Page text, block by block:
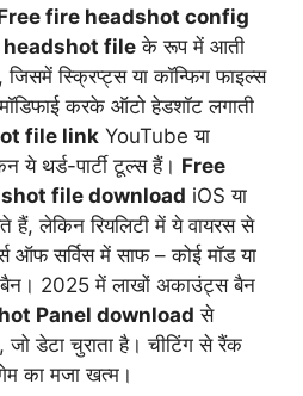
fire headshot config
headshot file के रूप में आती
जिसमें स्क्रिप्ट्स या कॉन्फिग फाइल्स
करके ऑटो हेडशॉट लगाती
file link YouTube या
ये थर्ड-पार्टी टूल्स हैं। Free
file download iOS या
हैं, लेकिन रियलिटी में ये वायरस से
ऑफ सर्विस में साफ – कोई मॉड या
2025 में लाखों अकाउंट्स बैन
Panel download से
डेटा चुराता है। चीटिंग से रैंक
का मजा खत्म।